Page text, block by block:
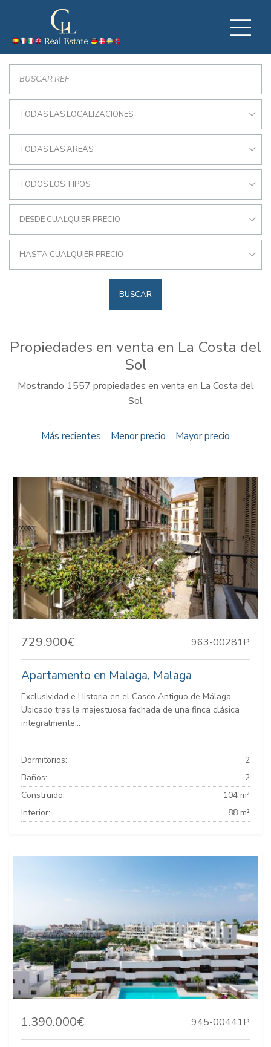
TODAS LAS LOCALIZACIONES
TODAS LAS AREAS
TODOS LOS TIPOS
DESDE CUALQUIER PRECIO
HASTA CUALQUIER PRECIO
BUSCAR
Propiedades en venta en La Costa del
Sol
Mostrando 1557 propiedades en venta en La Costa del
Sol
Más recientes Menor precio Mayor precio
729.900€ 963-00281P
Apartamento en Malaga, Malaga
Exclusividad e Historia en el Casco Antiguo de Málaga
Ubicado tras la majestuosa fachada de una finca clásica
integralmente...
Dormitorios:
2
Baños:
2
Construido:
104 m²
Interior:
88 m²
1.390.000€ 945-00441P